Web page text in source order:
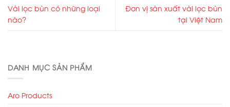
DANH MỤC SẢN PHẨM
Aro Products
Vải lọc bùn có những loại
nào?
Đơn vị sản xuất vải lọc bùn
tại Việt Nam